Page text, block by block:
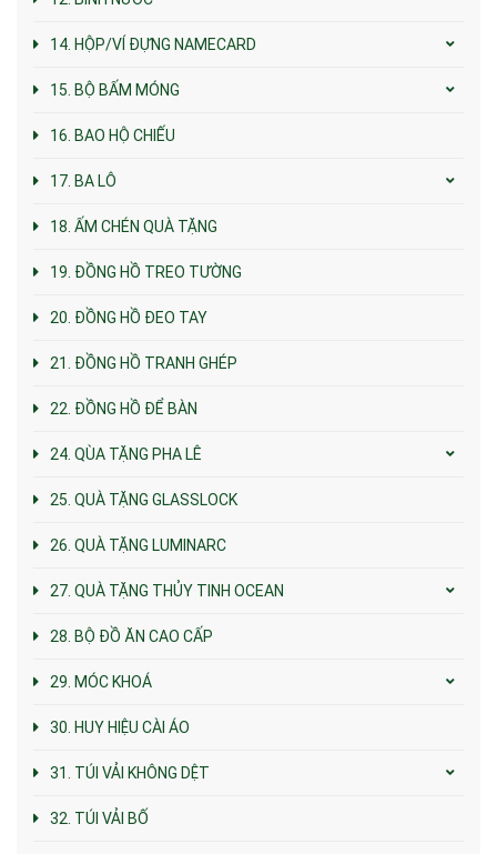
14. HỘP/VÍ ĐỰNG NAMECARD
15. BỘ BẤM MÓNG
16. BAO HỘ CHIẾU
17. BA LÔ
18. ẤM CHÉN QUÀ TẶNG
19. ĐỒNG HỒ TREO TƯỜNG
20. ĐỒNG HỒ ĐEO TAY
21. ĐỒNG HỒ TRANH GHÉP
22. ĐỒNG HỒ ĐỂ BÀN
24. QÙA TẶNG PHA LÊ
25. QUÀ TẶNG GLASSLOCK
26. QUÀ TẶNG LUMINARC
27. QUÀ TẶNG THỦY TINH OCEAN
28. BỘ ĐỒ ĂN CAO CẤP
29. MÓC KHOÁ
30. HUY HIỆU CÀI ÁO
31. TÚI VẢI KHÔNG DỆT
32. TÚI VẢI BỐ